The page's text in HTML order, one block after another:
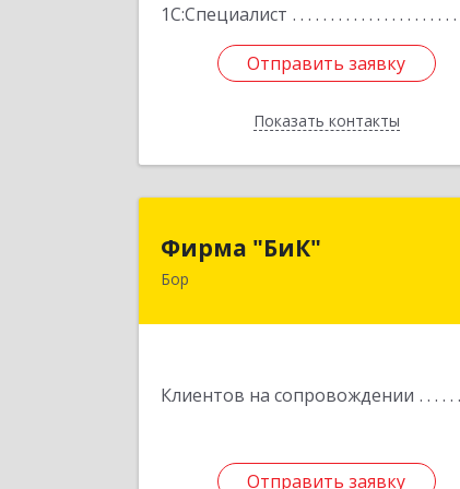
1С:Специалист
Отправить заявку
Показать контакты
Отправить заявку
Назад
Фирма "БиК"
Бор
Клиентов на сопровождении
Отправить заявку
Отправить заявку